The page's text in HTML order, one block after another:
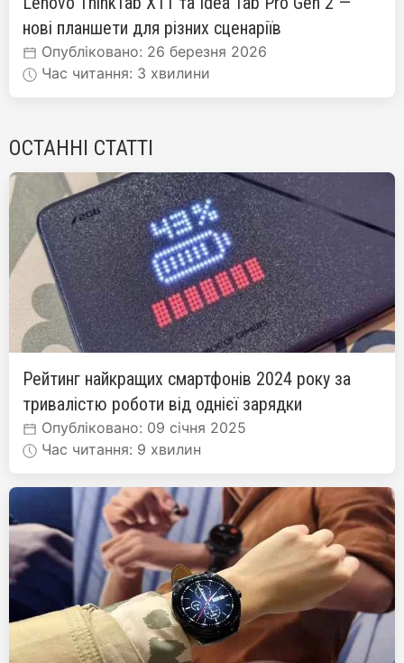
нові планшети для різних сценаріїв
Опубліковано: 26 березня 2026
Час читання: 3 хвилини
ОСТАННІ СТАТТІ
Рейтинг найкращих смартфонів 2024 року за
тривалістю роботи від однієї зарядки
Опубліковано: 09 січня 2025
Час читання: 9 хвилин